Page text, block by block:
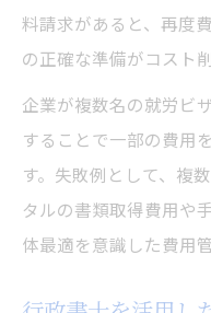
料請求があると、再度
の正確な準備がコスト
企業が複数名の就労ビ
することで一部の費用
す。失敗例として、複
タルの書類取得費用や
体最適を意識した費用